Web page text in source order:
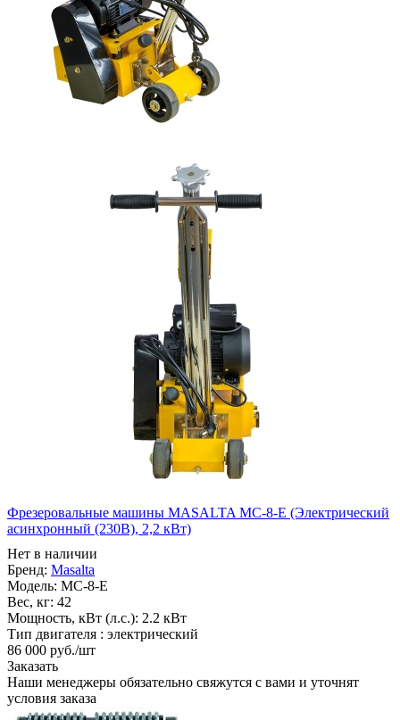
Фрезеровальные машины MASALTA MC-8-E (Электрический
асинхронный (230В), 2,2 кВт)
Нет в наличии
Бренд: Masalta
Модель: MC-8-E
Вес, кг: 42
Мощность, кВт (л.с.): 2.2 кВт
Тип двигателя : электрический
86 000 руб./шт
Заказать
Наши менеджеры обязательно свяжутся с вами и уточнят
условия заказа